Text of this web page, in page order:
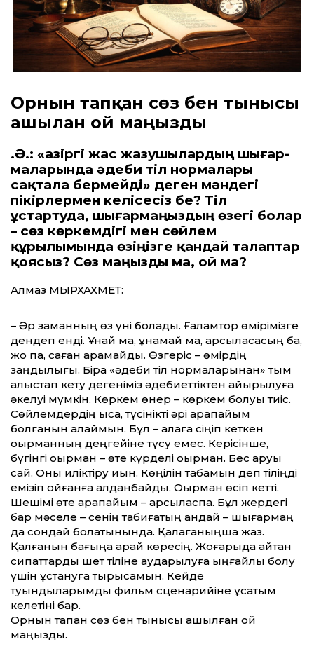
Орнын тапқан сөз бен тынысы
ашылған ой маңызды
Қ.Ә.: «Қазіргі жас жазушылардың шығар­
маларында әдеби тіл нормалары
сақтала бер­мейді» деген мәндегі
пікірлермен келісесіз бе? Тіл
ұстартуда, шығармаңыздың өзегі болар
– сөз көркемдігі мен сөйлем
құрылымында өзіңізге қандай талаптар
қоясыз? Сөз маңызды ма, ой ма?
Алмаз МЫРХАХМЕТ:
– Әр заманның өз үні болады. Ғаламтор өмірімізге
дендеп енді. Ұнай ма, ұнамай ма, қарсыласасың ба,
жоқ па, саған қарамайды. Өзгеріс – өмірдің
заңдылығы. Бірақ «әдеби тіл нормаларынан» тым
алыстап кету деге­німіз әдебиеттіктен айырылуға
әкелуі мүм­кін. Көркем өнер – көркем болуы тиіс.
Сөйлемдердің қысқа, түсінікті әрі қарапайым
болғанын қалаймын. Бұл – қалаға сіңіп кеткен
оқырманның деңгейіне түсу емес. Керісінше,
бүгінгі оқырман – өте күрделі оқырман. Бес қаруы
сай. Оны иліктіру қиын. Көңілін табамын деп тіліңді
емізіп қойғанға алданбайды. Оқырман өсіп кетті.
Шешімі өте қарапайым – қарсыласпа. Бұл жердегі
бар мәселе – сенің табиғатың қандай – шы­ғармаң
да сондай болатынында. Қала­ға­ныңша жаз.
Қалғанын бағыңа қарай көр­е­сің. Жоғарыда айтқан
сипаттарды шет тіліне аударылуға ыңғайлы болу
үшін ұстануға тырысамын. Кейде
туындыларымды фильм сценарийіне ұқсатқым
келетіні бар.
Орнын тапқан сөз бен тынысы ашылған ой
маңызды.